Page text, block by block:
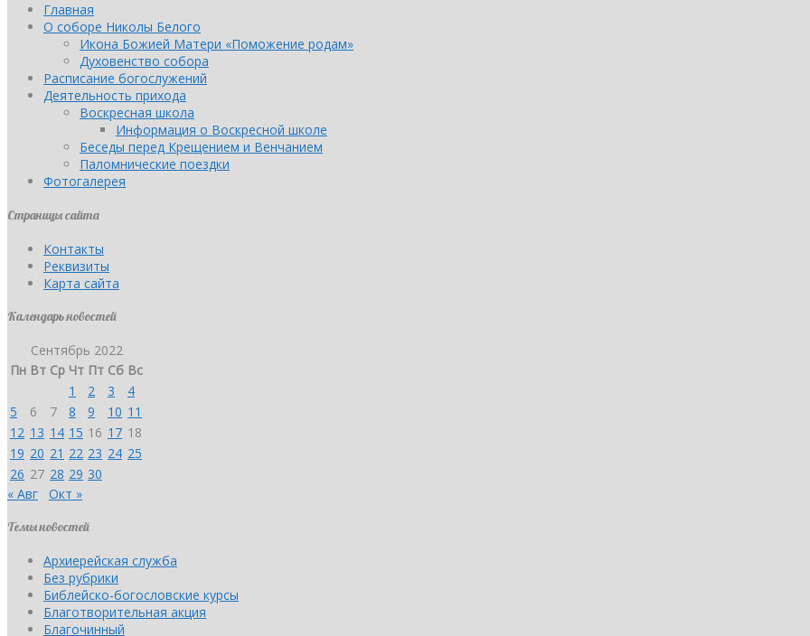
Главная
О соборе Николы Белого
Икона Божией Матери «Поможение родам»
Духовенство собора
Расписание богослужений
Деятельность прихода
Воскресная школа
Информация о Воскресной школе
Беседы перед Крещением и Венчанием
Паломнические поездки
Фотогалерея
Страницы сайта
Контакты
Реквизиты
Карта сайта
Календарь новостей
Сентябрь 2022
Пн Вт Ср Чт Пт Сб Вс
1
2 3
4
5
6 7 8 9 10 11
12 13 14 15 16 17 18
19 20 21 22 23 24 25
26 27 28 29 30
« Авг
Окт »
Темы новостей
Архиерейская служба
Без рубрики
Библейско-богословские курсы
Благотворительная акция
Благочинный